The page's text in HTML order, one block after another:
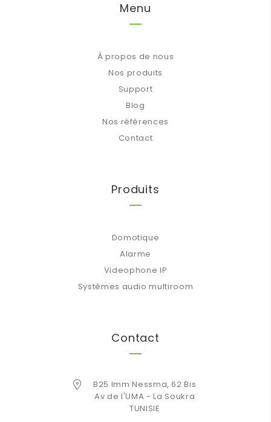
Menu
À propos de nous
Nos produits
Support
Blog
Nos références
Contact
Produits
Domotique
Alarme
Videophone IP
Systèmes audio multiroom
Contact
B25 Imm Nessma, 62 Bis
Av de l'UMA - La Soukra
TUNISIE